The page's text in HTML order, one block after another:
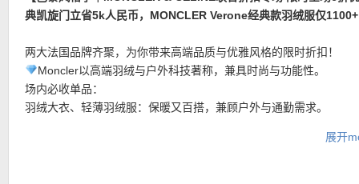
【MONCLER Verone 可翻转短款羽绒夹克 限时6折仅1134欧！】
松度羽绒填充，确保在冬日或初春寒风中依然温暖舒适，同时短款
拉长下半身比例，塑造干练利落的身形轮廓。可翻转设计让一件夹
提供额外防护，让温暖与时尚兼得。胸前醒目的MONCLER标志性
【BOTTEGA VENETA 编织相机包 限时7折优惠！】它用最标志性
intrecciato编织工艺，一眼被识别来自BV。这款相机包的尺寸精巧
品，简洁利落。拉链开合稳固顺滑，细节处更显品质。肩带可调节
【ZIMMERMANN Lucky Lace蕾丝迷笛裙 限时折上折仅648欧！】
花卉为灵感核心，将精致刺绣与轻盈蕾丝交织出梦幻质感。深V领
伸颈线，与及膝长度的裙摆形成视觉平衡；长款泡泡袖勾勒柔美轮
典凯旋门立省5k人民币，MONCLER Verone经典款羽绒服仅
两大法国品牌齐聚，为你带来高端品质与优雅风格的限时折扣！
Moncler以高端羽绒与户外科技著称，兼具时尚与功能性。
场内必收单品：
羽绒大衣、轻薄羽绒服：保暖又百搭，兼顾户外与通勤需求。
展开